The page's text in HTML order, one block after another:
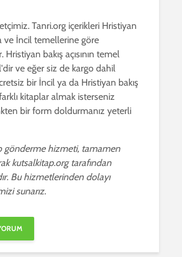
Tanri.org içerikleri Hristiyan
ve İncil temellerine göre
bakış açısının temel
ve eğer siz de kargo dahil
bir İncil ya da Hristiyan bakış
kitaplar almak isterseniz
bir form doldurmanız yeterli
gönderme hizmeti, tamamen
kutsalkitap.org tarafından
Bu hizmetlerinden dolayı
sunarız.